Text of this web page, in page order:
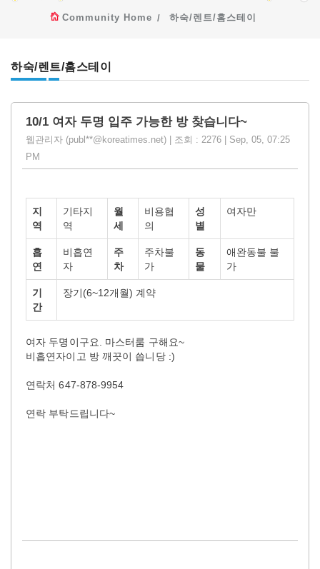
Community Home 하숙/렌트/홈스테이
하숙/렌트/홈스테이
10/1 여자 두명 입주 가능한 방 찾습니다~
웹관리자 (publ**@koreatimes.net) | 조회 : 2276 | Sep, 05, 07:25
PM
지
역
기타지
역
월
세
비용협
의
성
별
여자만
흡
연
비흡연
자
주
차
주차불
가
동
물
애완동불 불
가
기
간
장기(6~12개월) 계약
여자 두명이구요. 마스터룸 구해요~
비흡연자이고 방 깨끗이 씁니당 :)
연락처 647-878-9954
연락 부탁드립니다~